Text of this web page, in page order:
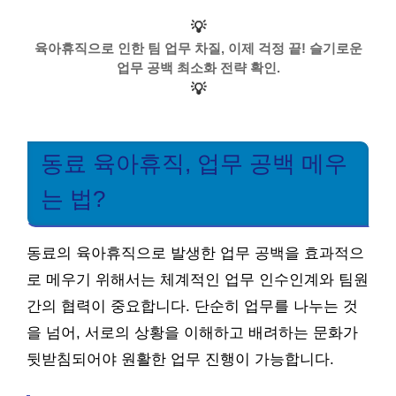
💡
육아휴직으로 인한 팀 업무 차질, 이제 걱정 끝! 슬기로운
업무 공백 최소화 전략 확인.
💡
동료 육아휴직, 업무 공백 메우
는 법?
동료의 육아휴직으로 발생한 업무 공백을 효과적으
로 메우기 위해서는 체계적인 업무 인수인계와 팀원
간의 협력이 중요합니다. 단순히 업무를 나누는 것
을 넘어, 서로의 상황을 이해하고 배려하는 문화가
뒷받침되어야 원활한 업무 진행이 가능합니다.